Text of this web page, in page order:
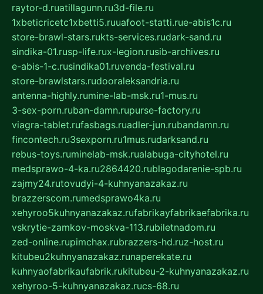
raytor-d.ruatillagunn.ru3d-file.ru
1xbeticricetc1xbetti5.ruuafoot-statti.rue-abis1c.ru
store-brawl-stars.rukts-services.rudark-sand.ru
sindika-01.rusp-life.rux-legion.rusib-archives.ru
e-abis-1-c.rusindika01.ruvenda-festival.ru
store-brawlstars.rudooraleksandria.ru
antenna-highly.rumine-lab-msk.ru1-mus.ru
3-sex-porn.ruban-damn.rupurse-factory.ru
viagra-tablet.rufasbags.ruadler-jun.rubandamn.ru
fincontech.ru3sexporn.ru1mus.rudarksand.ru
rebus-toys.ruminelab-msk.rualabuga-cityhotel.ru
medsprawo-4-ka.ru2864420.rublagodarenie-spb.ru
zajmy24.rutovudyi-4-kuhnyanazakaz.ru
brazzerscom.rumedsprawo4ka.ru
xehyroo5kuhnyanazakaz.rufabrikayfabrikaefabrika.ru
vskrytie-zamkov-moskva-113.rubiletnadom.ru
zed-online.rupimchax.rubrazzers-hd.ruz-host.ru
kitubeu2kuhnyanazakaz.runaperekate.ru
kuhnyaofabrikaufabrik.rukitubeu-2-kuhnyanazakaz.ru
xehyroo-5-kuhnyanazakaz.rucs-68.ru